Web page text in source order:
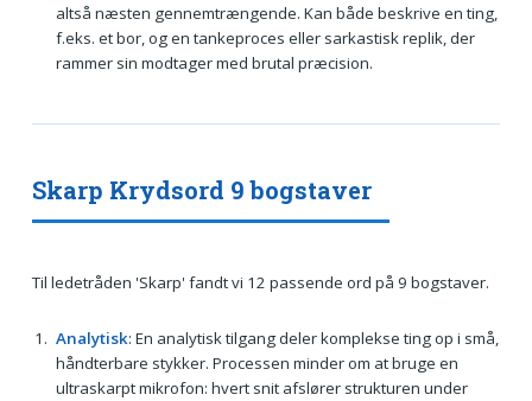
altså næsten gennemtrængende. Kan både beskrive en ting,
f.eks. et bor, og en tankeproces eller sarkastisk replik, der
rammer sin modtager med brutal præcision.
Skarp Krydsord 9 bogstaver
Til ledetråden 'Skarp' fandt vi 12 passende ord på 9 bogstaver.
Analytisk: En analytisk tilgang deler komplekse ting op i små,
håndterbare stykker. Processen minder om at bruge en
ultraskarpt mikrofon: hvert snit afslører strukturen under